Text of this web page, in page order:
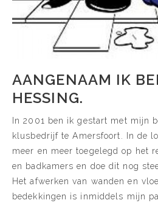
AANGENAAM IK
HESSING.
In 2001 ben ik gestart met mijn
klusbedrijf te Amersfoort. In de
meer en meer toegelegd op het
en badkamers en doe dit nog
Het afwerken van wanden en
bedekkingen is inmiddels mijn